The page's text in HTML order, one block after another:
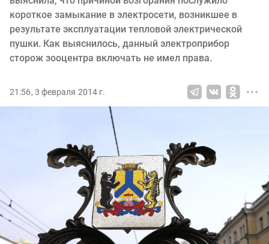
короткое замыкание в электросети, возникшее в
результате эксплуатации тепловой электрической
пушки. Как выяснилось, данный электроприбор
сторож зооцентра включать не имел права.
21:56, 3 февраля 2014 г.